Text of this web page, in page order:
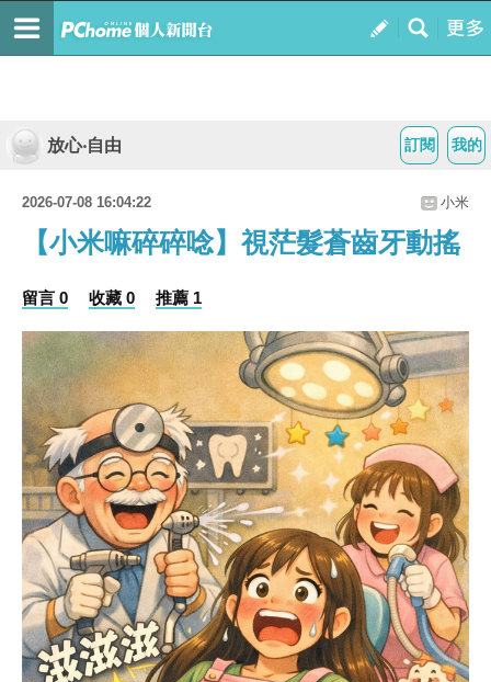
我的
訂閱
放心‧自由
2026-07-08 16:04:22 小米
【小米嘛碎碎唸】視茫髮蒼齒牙動搖
留言 0 收藏 0 推薦 1